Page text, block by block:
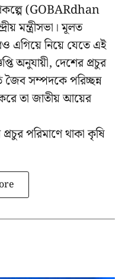
(GOBARdhan
মন্ত্রীসভা। মূলত
এগিয়ে নিয়ে যেতে এই
অনুযায়ী, দেশের প্রচুর
জৈব সম্পদকে পরিচ্ছন্ন
করে তা জাতীয় আয়ের
পরিমাণে থাকা কৃষি